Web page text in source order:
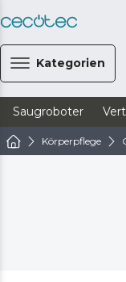
Kategorien
Saugroboter
Körperpflege